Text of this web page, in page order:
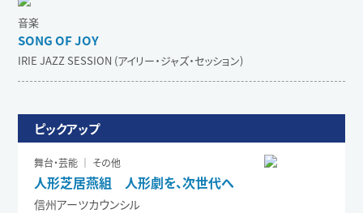
音楽
SONG OF JOY
IRIE JAZZ SESSION (アイリー・ジャズ・セッション)
ピックアップ
舞台・芸能 ｜ その他
人形芝居燕組 人形劇を、次世代へ
信州アーツカウンシル